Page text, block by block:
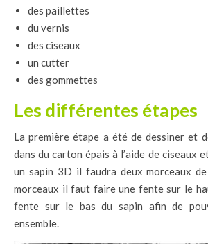
des paillettes
du vernis
des ciseaux
un cutter
des gommettes
Les différentes étapes
La première étape a été de dessiner et
dans du carton épais à l’aide de ciseaux
un sapin 3D il faudra deux morceaux de
morceaux il faut faire une fente sur le
fente sur le bas du sapin afin de
ensemble.